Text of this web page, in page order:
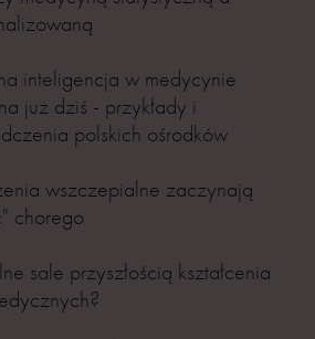
inteligencja w medycynie
już dziś - przykłady i
polskich ośrodków
wszczepialne zaczynają
chorego
sale przyszłością kształcenia